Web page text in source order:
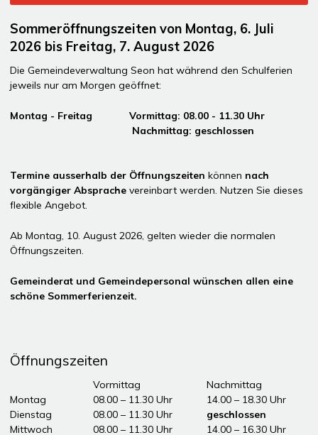
Sommeröffnungszeiten von Montag, 6. Juli
2026 bis Freitag, 7. August 2026
Die Gemeindeverwaltung Seon hat während den Schulferien
jeweils nur am Morgen geöffnet:
Montag - Freitag Vormittag: 08.00 - 11.30 Uhr
Nachmittag: geschlossen
Termine ausserhalb der Öffnungszeiten können nach
vorgängiger Absprache vereinbart werden. Nutzen Sie dieses
flexible Angebot.
Ab Montag, 10. August 2026, gelten wieder die normalen
Öffnungszeiten.
Gemeinderat und Gemeindepersonal wünschen allen eine
schöne Sommerferienzeit.
Öffnungszeiten
Öffnungszeiten Vormittag
Vormittag
Nachmittag
Montag
08.00 – 11.30 Uhr
14.00 – 18.30 Uhr
Dienstag
08.00 – 11.30 Uhr
geschlossen
Mittwoch
08.00 – 11.30 Uhr 14.00 – 16.30 Uhr